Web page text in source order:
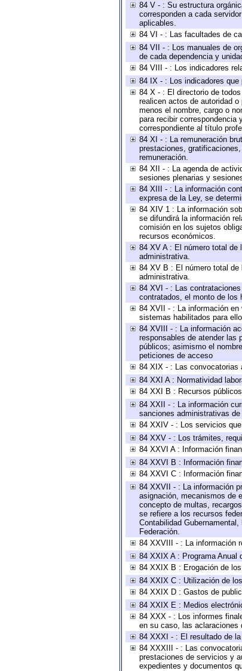
84 V - : Su estructura
corresponden a cada
aplicables.
84 VI - : Las facultades de
84 VII - : Los manuales de
de cada dependencia y
84 VIII - : Los indicadores
84 IX - : Los indicadores
84 X - : El directorio de
realicen actos de autoridad
menos el nombre, cargo o
para recibir correspondencia
correspondiente al título
84 XI - : La remuneración
prestaciones,
remuneración.
84 XII - : La agenda de
sesiones plenarias y
84 XIII - : La información
expresa de la Ley, se
84 XIV 1 : La información
se difundirá la información
comisión en los sujetos
recursos económicos.
84 XV A : El número total de
administrativa.
84 XV B : El número total
administrativa.
84 XVI - : Las
contratados, el monto de los
84 XVII - : La información
sistemas habilitados para
84 XVIII - : La información
responsables de atender las
públicos; asimismo el
peticiones de acceso
84 XIX - : Las convocatorias
84 XXI A : Normatividad
84 XXI B : Recursos
84 XXII - : La información
sanciones administrativas
84 XXIV - : Los servicios
84 XXV - : Los trámites,
84 XXVI A : Información
84 XXVI B : Información
84 XXVI C : Información
84 XXVII - : La información
asignación, mecanismos de
concepto de multas,
se refiere a los recursos
Contabilidad
Federación.
84 XXVIII - : La información
84 XXIX A : Programa Anual
84 XXIX B : Erogación de
84 XXIX C : Utilización de
84 XXIX D : Gastos de
84 XXIX E : Medios
84 XXX - : Los informes
en su caso, las aclaraciones
84 XXXI - : El resultado de
84 XXXIII - : Las
prestaciones de servicios y
expedientes y documentos